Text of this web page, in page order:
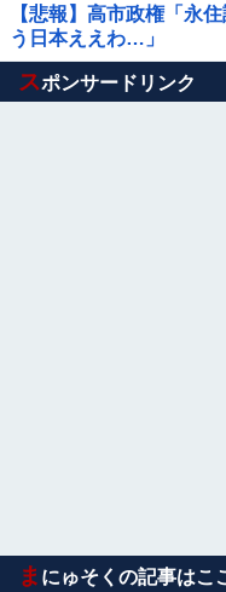
【悲報】高市政権「永
う日本ええわ…」
Powered by livedoor 相互
スポンサードリンク
ま にゅそくの記事はこ